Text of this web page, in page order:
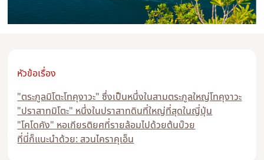
หัวข้อเรื่อง
"ตระกูลมิโตะโทคุงาวะ" ซึ่งเป็นหนึ่งในสามตระกูลใหญ่โทคุงาวะ
"ปราสาทมิโตะ" หนึ่งในปราสาทดินที่ใหญ่ที่สุดในญี่ปุ่น
"โคโดคัง" หอเกียรติยศที่รายล้อมไปด้วยต้นบ๊วย
ที่นี่ก็แนะนำด้วย: สวนไคราคุเอ็น